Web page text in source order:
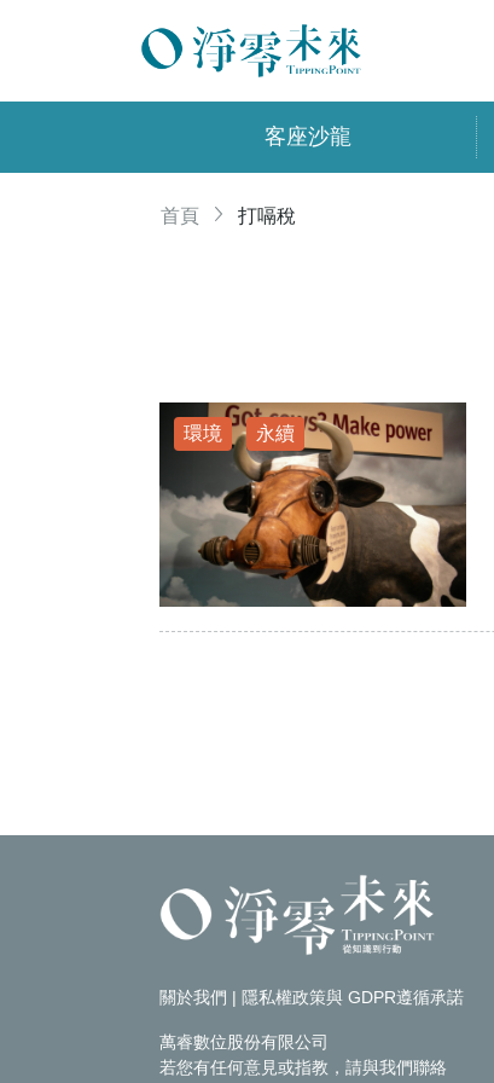
客座沙龍
首頁 打嗝稅
環境 永續
關於我們 | 隱私權政策與 GDPR遵循承諾
萬睿數位股份有限公司
若您有任何意見或指教，請與我們聯絡